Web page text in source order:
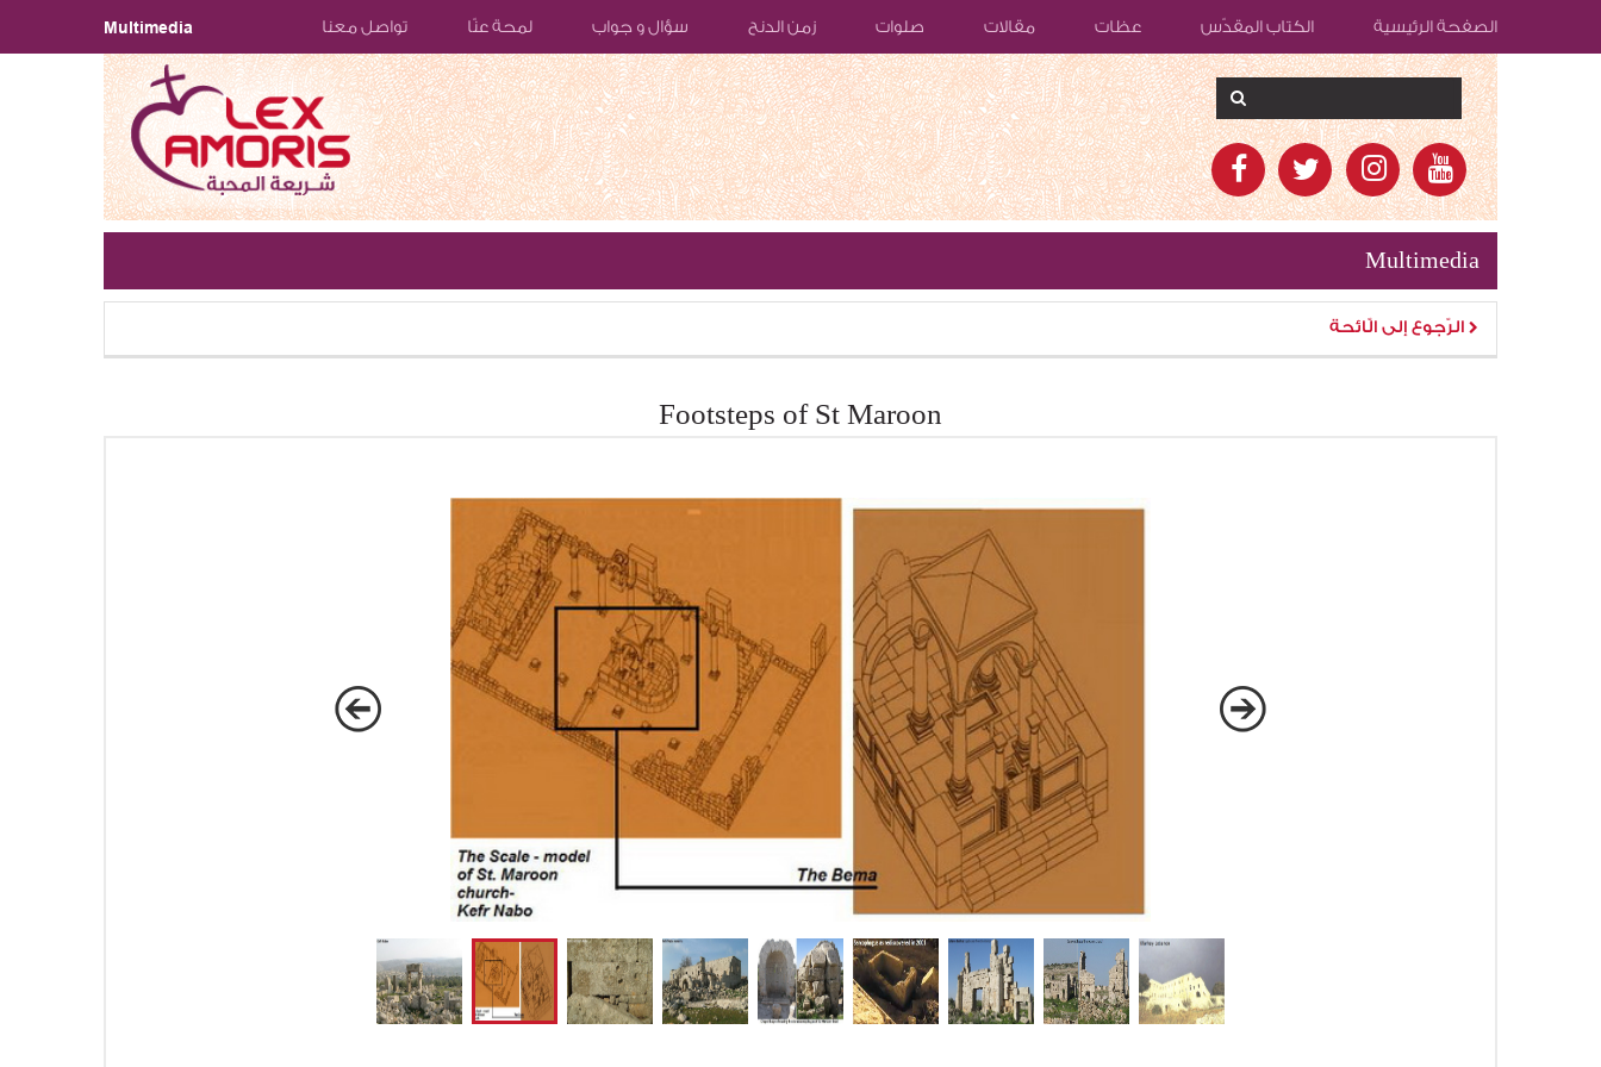
الصفحة الرئيسية الكتاب المقدّس عظات مقالات صلوات زمن الدنح سؤال و جواب لمحة عنّا تواصل معنا Multimedia
Multimedia
الرّجوع إلى الّائحة
Footsteps of St Maroon